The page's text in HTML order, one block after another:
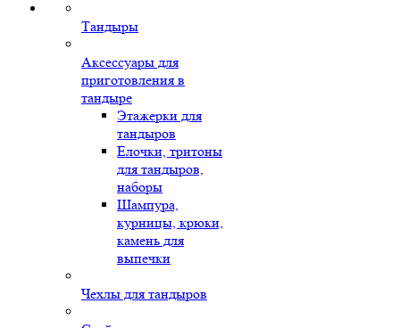
Тандыры
Аксессуары для
приготовления в
тандыре
Этажерки для
тандыров
Елочки, тритоны
для тандыров,
наборы
Шампура,
курницы, крюки,
камень для
выпечки
Чехлы для тандыров